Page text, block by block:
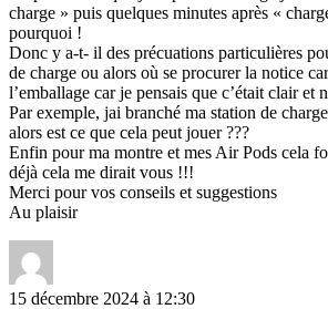
charge » puis quelques minutes après «
pourquoi !
Donc y a-t- il des précuations particulières
de charge ou alors où se procurer la notice
l’emballage car je pensais que c’était clair et
Par exemple, jai branché ma station de
alors est ce que cela peut jouer ???
Enfin pour ma montre et mes Air Pods cela
déjà cela me dirait vous !!!
Merci pour vos conseils et suggestions
Au plaisir
15 décembre 2024 à 12:30